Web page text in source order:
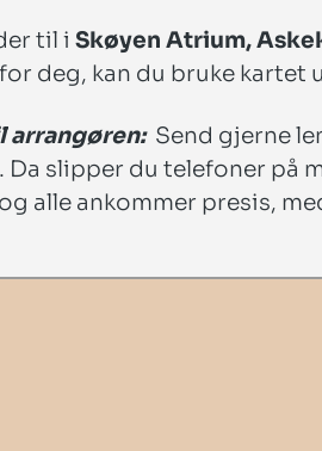
til i Skøyen Atrium,
deg, kan du bruke kartet
arrangøren:Send gjerne
Da slipper du telefoner på
alle ankommer presis,